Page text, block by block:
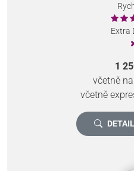
Extra
1
včetně
včetně